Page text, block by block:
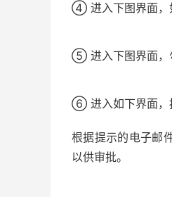
④ 进入下图界面，
⑤ 进入下图界面，
⑥ 进入如下界面，
根据提示的电子邮
以供审批。